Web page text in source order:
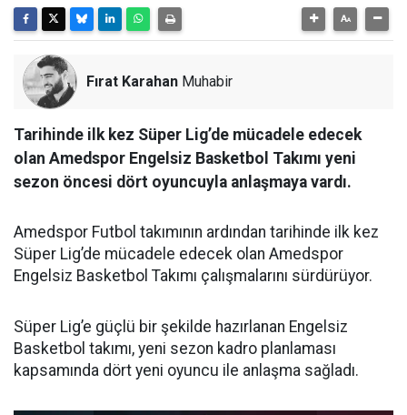
Fırat Karahan Muhabir
Tarihinde ilk kez Süper Lig’de mücadele edecek
olan Amedspor Engelsiz Basketbol Takımı yeni
sezon öncesi dört oyuncuyla anlaşmaya vardı.
Amedspor Futbol takımının ardından tarihinde ilk kez
Süper Lig’de mücadele edecek olan Amedspor
Engelsiz Basketbol Takımı çalışmalarını sürdürüyor.
Süper Lig’e güçlü bir şekilde hazırlanan Engelsiz
Basketbol takımı, yeni sezon kadro planlaması
kapsamında dört yeni oyuncu ile anlaşma sağladı.